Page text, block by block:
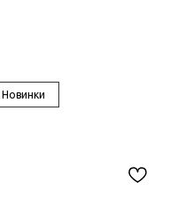
Новинки